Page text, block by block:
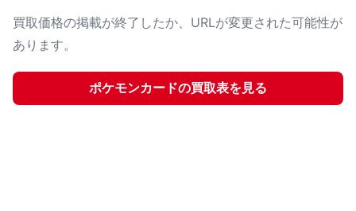
買取価格の掲載が終了したか、URLが変更された可能性が
あります。
ポケモンカードの買取表を見る